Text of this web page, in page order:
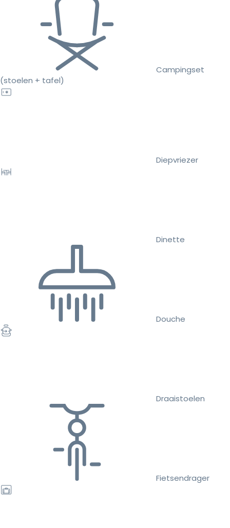
Campingset
(stoelen + tafel)
Diepvriezer
Dinette
Douche
Draaistoelen
Fietsendrager